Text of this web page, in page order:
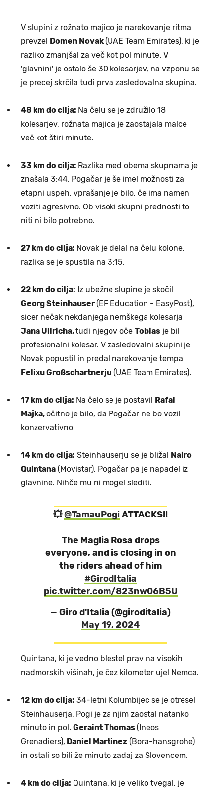
V slupini z rožnato majico je narekovanje ritma
prevzel Domen Novak(UAE Team Emirates), ki je
razliko zmanjšal za več kot pol minute. V
'glavnini' je ostalo še 30 kolesarjev, na vzponu se
je precej skrčila tudi prva zasledovalna skupina.
48 km do cilja: Na čelu se je združilo 18
kolesarjev, rožnata majica je zaostajala malce
več kot štiri minute.
33 km do cilja: Razlika med obema skupnama je
znašala 3:44. Pogačar je še imel možnosti za
etapni uspeh, vprašanje je bilo, če ima namen
voziti agresivno. Ob visoki skupni prednosti to
niti ni bilo potrebno.
27 km do cilja: Novak je delal na čelu kolone,
razlika se je spustila na 3:15.
22 km do cilja: Iz ubežne slupine je skočil
Georg Steinhauser (EF Education - EasyPost),
sicer nečak nekdanjega nemškega kolesarja
Jana Ullricha,tudi njegov oče Tobias je bil
profesionalni kolesar. V zasledovalni skupini je
Novak popustil in predal narekovanje tempa
Felixu Großschartnerju (UAE Team Emirates).
17 km do cilja: Na čelo se je postavil Rafal
Majka,očitno je bilo, da Pogačar ne bo vozil
konzervativno.
14 km do cilja: Steinhauserju se je bližal Nairo
Quintana (Movistar), Pogačar pa je napadel iz
glavnine. Nihče mu ni mogel slediti.
💥@TamauPogi ATTACKS!!
The Maglia Rosa drops
everyone, and is closing in on
the riders ahead of him
#GirodItalia
pic.twitter.com/823nw06B5U
— Giro d'Italia (@giroditalia)
May 19, 2024
Quintana, ki je vedno blestel prav na visokih
nadmorskih višinah, je čez kilometer ujel Nemca.
12 km do cilja: 34-letni Kolumbijec se je otresel
Steinhauserja, Pogi je za njim zaostal natanko
minuto in pol. Geraint Thomas (Ineos
Grenadiers), Daniel Martinez (Bora-hansgrohe)
in ostali so bili že minuto zadaj za Slovencem.
4 km do cilja: Quintana, ki je veliko tvegal, je